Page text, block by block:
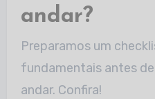
andar?
Preparamos um
fundamentais antes
andar. Confira!